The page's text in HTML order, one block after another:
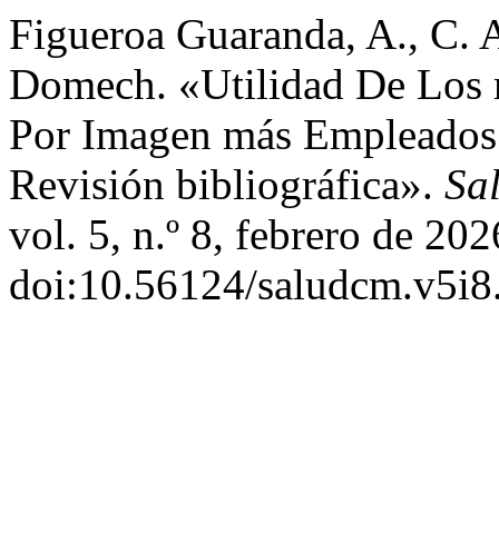
Figueroa Guaranda, A., C.
Domech. «Utilidad De Los
Por Imagen más
Revisión bibliográfica».
vol. 5, n.º 8, febrero de
doi:10.56124/